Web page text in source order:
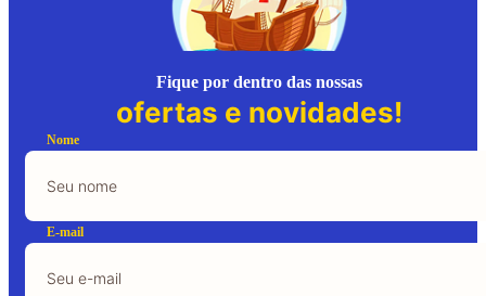
Fique por dentro das nossas
ofertas e novidades!
Nome
E-mail